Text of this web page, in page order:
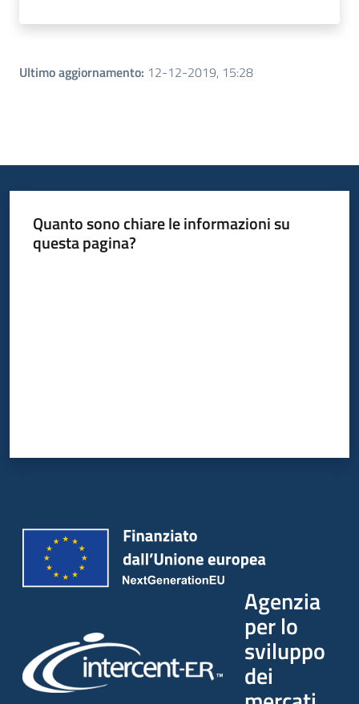
Ultimo aggiornamento: 12-12-2019, 15:28
Quanto sono chiare le informazioni su
questa pagina?
Agenzia
per lo
sviluppo
dei